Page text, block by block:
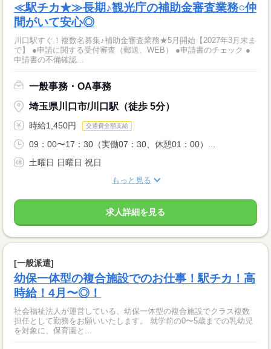
≪駅チカ★≫長期♪観光庁の補助金審査業務○仲
間がいて安心◎
川口駅すぐ！複数名募集♪補助金審査業務★5月開始【2027年3月末ま
で】 ●申請に関する受付審査（郵送、WEB） ●申請書のチェック ●
申請書の不備確認...
一般事務・OA事務
埼玉県川口市/川口駅（徒歩 5分）
時給1,450円 交通費全額支給
09：00〜17：30（実働07：30、休憩01：00）...
土曜日 日曜日 祝日
もっと見る
求人詳細を見る
[一般派遣]
幼保一体型の複合施設でのお仕事！駅チカ！高
時給！4月〜◎！
社会福祉法人が運営している、幼保一体型の複合施設でクラス複数
担任として勤務をお願いいたします。 就学前の0〜5歳までの乳幼児
を対象に、保育園と...